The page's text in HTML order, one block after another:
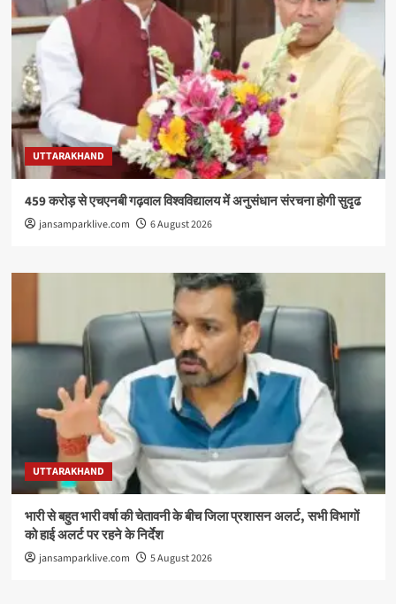
UTTARAKHAND
459 करोड़ से एचएनबी गढ़वाल विश्वविद्यालय में अनुसंधान संरचना होगी सुदृढ
jansamparklive.com 6 August 2026
UTTARAKHAND
भारी से बहुत भारी वर्षा की चेतावनी के बीच जिला प्रशासन अलर्ट, सभी विभागों
को हाई अलर्ट पर रहने के निर्देश
jansamparklive.com 5 August 2026